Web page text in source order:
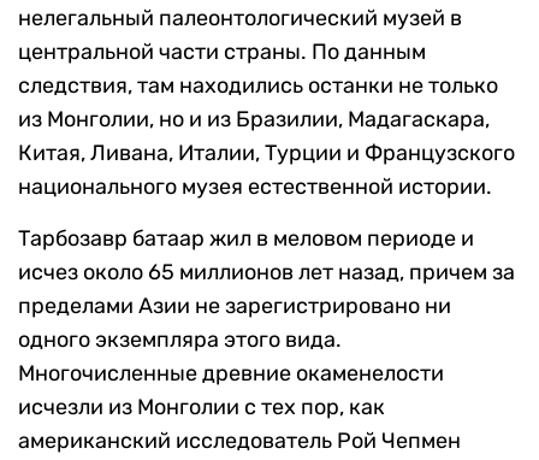
нелегальный палеонтологический музей в
центральной части страны. По данным
следствия, там находились останки не только
из Монголии, но и из Бразилии, Мадагаскара,
Китая, Ливана, Италии, Турции и Французского
национального музея естественной истории.
Тарбозавр батаар жил в меловом периоде и
исчез около 65 миллионов лет назад, причем за
пределами Азии не зарегистрировано ни
одного экземпляра этого вида.
Многочисленные древние окаменелости
исчезли из Монголии с тех пор, как
американский исследователь Рой Чепмен